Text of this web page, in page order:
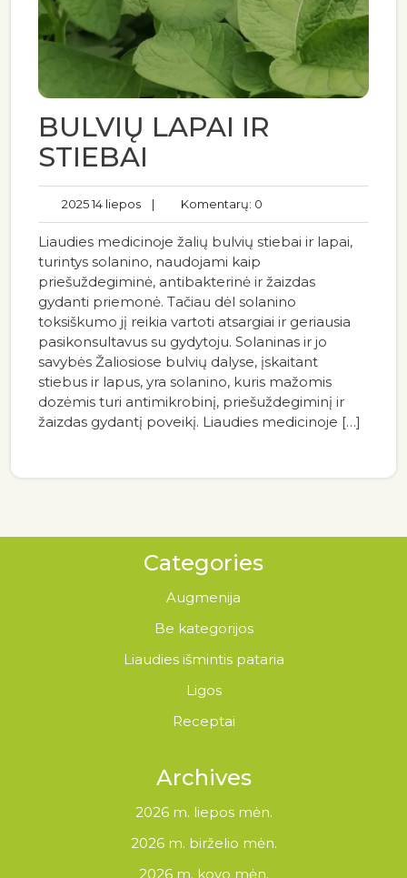
BULVIŲ LAPAI IR
STIEBAI
2025 14 liepos | Komentarų: 0
Liaudies medicinoje žalių bulvių stiebai ir lapai,
turintys solanino, naudojami kaip
priešuždegiminė, antibakterinė ir žaizdas
gydanti priemonė. Tačiau dėl solanino
toksiškumo jį reikia vartoti atsargiai ir geriausia
pasikonsultavus su gydytoju. Solaninas ir jo
savybės Žaliosiose bulvių dalyse, įskaitant
stiebus ir lapus, yra solanino, kuris mažomis
dozėmis turi antimikrobinį, priešuždegiminį ir
žaizdas gydantį poveikį. Liaudies medicinoje […]
Categories
Augmenija
Be kategorijos
Liaudies išmintis pataria
Ligos
Receptai
Archives
2026 m. liepos mėn.
2026 m. birželio mėn.
2026 m. kovo mėn.